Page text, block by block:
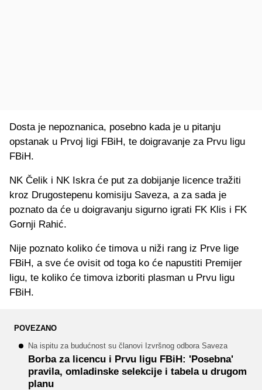
Dosta je nepoznanica, posebno kada je u pitanju
opstanak u Prvoj ligi FBiH, te doigravanje za Prvu ligu
FBiH.
NK Čelik i NK Iskra će put za dobijanje licence tražiti
kroz Drugostepenu komisiju Saveza, a za sada je
poznato da će u doigravanju sigurno igrati FK Klis i FK
Gornji Rahić.
Nije poznato koliko će timova u niži rang iz Prve lige
FBiH, a sve će ovisit od toga ko će napustiti Premijer
ligu, te koliko će timova izboriti plasman u Prvu ligu
FBiH.
POVEZANO
Na ispitu za budućnost su članovi Izvršnog odbora Saveza
Borba za licencu i Prvu ligu FBiH: 'Posebna'
pravila, omladinske selekcije i tabela u drugom
planu